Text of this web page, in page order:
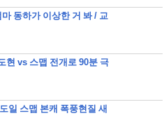
동하가 이상한 거 봐 / 교
현 vs 스맵 전개로 90분 극
일 스맵 본캐 폭풍현질 새